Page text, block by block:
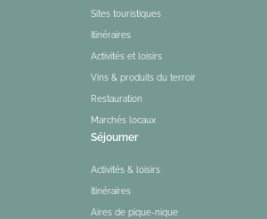
Sites touristiques
Itinéraires
Activités et loisirs
Vins & produits du terroir
Restauration
Marchés locaux
Séjourner
Activités & loisirs
Itinéraires
Aires de pique-nique